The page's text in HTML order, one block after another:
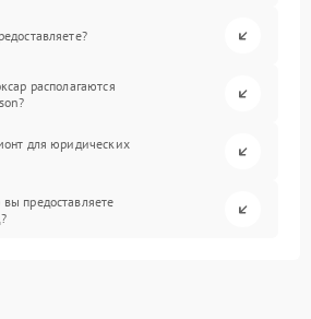
располагаются
для юридических
предоставляете